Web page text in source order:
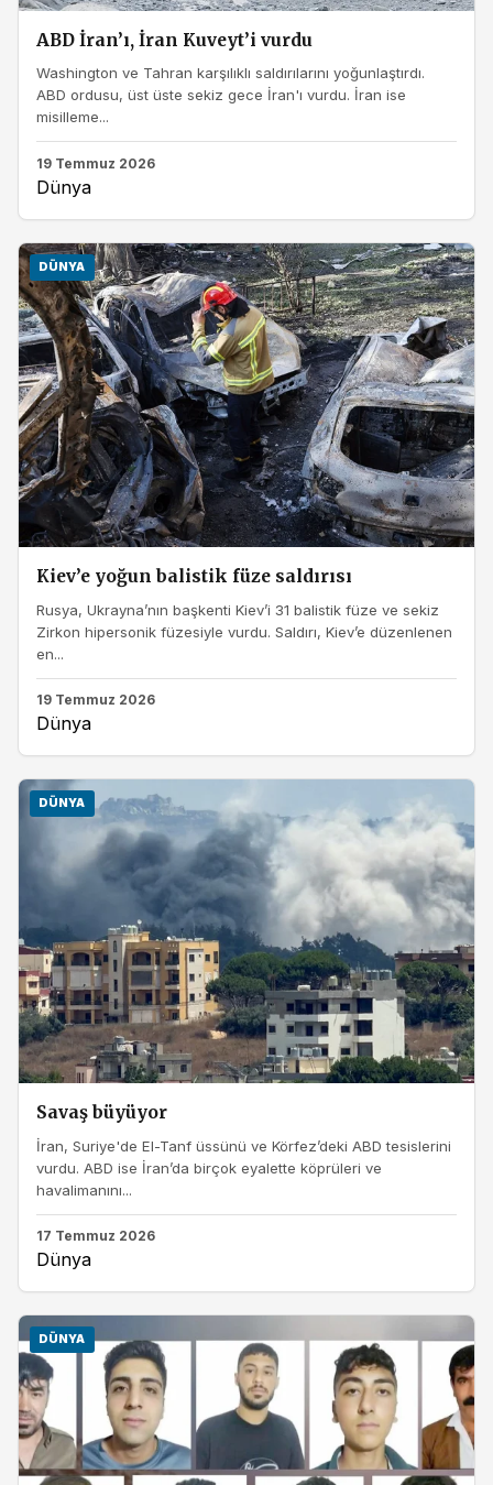
ABD İran’ı, İran Kuveyt’i vurdu
Washington ve Tahran karşılıklı saldırılarını yoğunlaştırdı.
ABD ordusu, üst üste sekiz gece İran'ı vurdu. İran ise
misilleme...
19 Temmuz 2026
Dünya
DÜNYA
Kiev’e yoğun balistik füze saldırısı
Rusya, Ukrayna’nın başkenti Kiev’i 31 balistik füze ve sekiz
Zirkon hipersonik füzesiyle vurdu. Saldırı, Kiev’e düzenlenen
en...
19 Temmuz 2026
Dünya
DÜNYA
Savaş büyüyor
İran, Suriye'de El-Tanf üssünü ve Körfez’deki ABD tesislerini
vurdu. ABD ise İran’da birçok eyalette köprüleri ve
havalimanını...
17 Temmuz 2026
Dünya
DÜNYA